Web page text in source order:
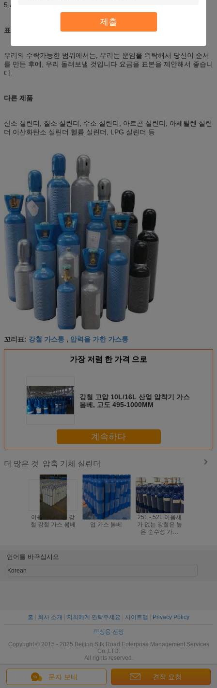
제출
5.Air 견고 시험.
표본
우리의 수락가능한 범위에서는, 우리는 운임을 위탁해서 당신이 순서
를 만든 후에, 우리 돌려보낼 것입니다 요금을 표본을 제안해서 좋습니
다.
다른 제품
산소 실린더, 질소 실린더, 수소 실린더, 아르곤 실린더, 아세틸렌 실린
더 이산화탄소 실린더 헬륨 실린더, LPG 실린더 등
꼬리표: 강철 가스통 , 압력을 가한 가스통
가장 저렴 한 가격 으로
강철 고압 10L/16L 산업 압착기 가스
봄베, 고도 495-1000MM
계속하다
더 많은 것 압축 기체 실린더
이음새가 없는 강
철 강철 가스 봄베
선택적인 색깔 산
업 가스 봄베
25L - 52L 이음새
가 없는 강철은 높
은 순수성 가스
문자 보내 견적 요청
언어를 바꾸십시오
Korean
홈 회사 소개 저희에게 연락주세요 사이트맵 Privacy Policy
탁상용 전망
Copyright © 2015 - 2025 Beijing Silk Road Enterprise Management Services
Co.,LTD.
All rights reserved.